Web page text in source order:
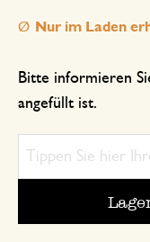
Bitte informieren
angefüllt ist.
Nur im Laden